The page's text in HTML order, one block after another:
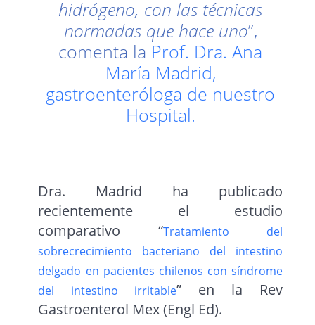
hidrógeno, con las técnicas
normadas que hace uno”,
comenta la Prof. Dra. Ana
María Madrid,
gastroenteróloga de nuestro
Hospital.
Dra. Madrid ha publicado
recientemente el estudio
comparativo “Tratamiento del
sobrecrecimiento bacteriano del intestino
delgado en pacientes chilenos con síndrome
del intestino irritable” en la Rev
Gastroenterol Mex (Engl Ed).